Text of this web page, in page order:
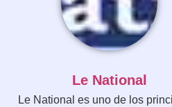
Le National
Le National es uno de los